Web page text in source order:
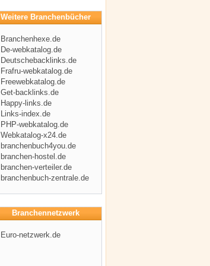
Weitere Branchenbücher
Branchenhexe.de
De-webkatalog.de
Deutschebacklinks.de
Frafru-webkatalog.de
Freewebkatalog.de
Get-backlinks.de
Happy-links.de
Links-index.de
PHP-webkatalog.de
Webkatalog-x24.de
branchenbuch4you.de
branchen-hostel.de
branchen-verteiler.de
branchenbuch-zentrale.de
Branchennetzwerk
Euro-netzwerk.de